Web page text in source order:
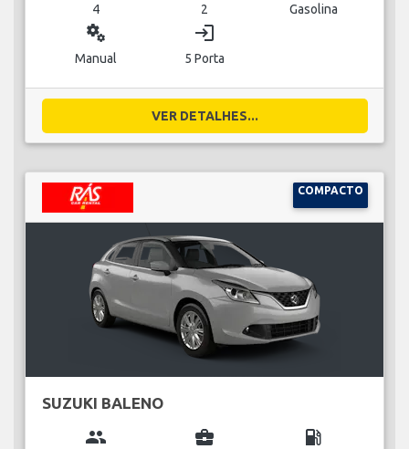
4 2 Gasolina
miscellaneous_services
Manual
login
5 Porta
VER DETALHES...
COMPACTO
SUZUKI BALENO
group business_center local_gas_station